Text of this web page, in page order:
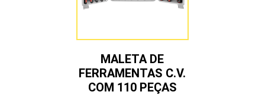
MALETA DE
FERRAMENTAS C.V.
COM 110 PEÇAS